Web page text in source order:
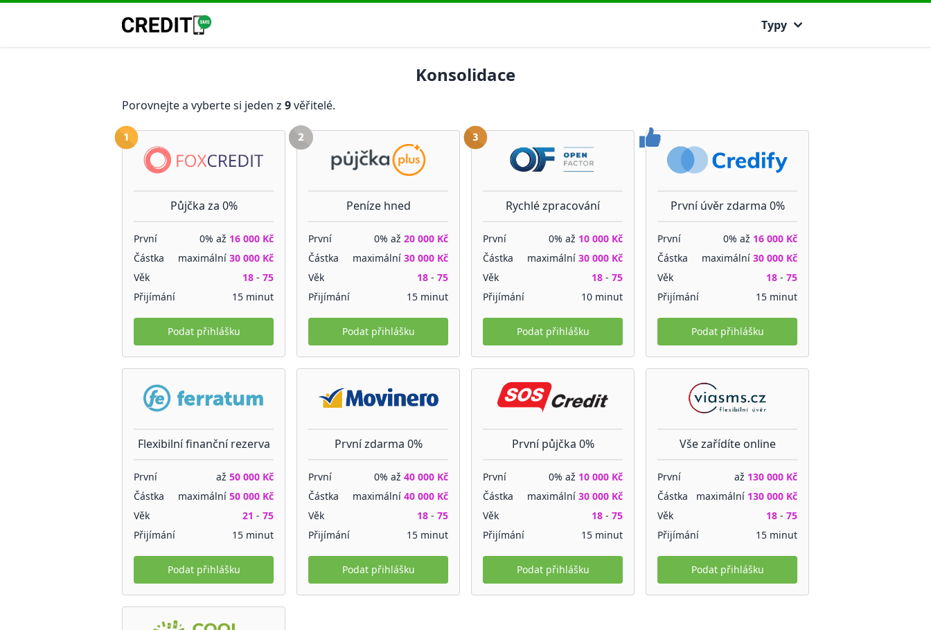
Typy
Konsolidace
Porovnejte a vyberte si jeden z 9věřitelé.
Půjčka za 0%
První 0% až 16 000 Kč
Částka
maximální 30 000 Kč
Věk
18 - 75
Přijímání
15 minut
Podat přihlášku
Peníze hned
První 0% až 20 000 Kč
Částka
maximální 30 000 Kč
Věk
18 - 75
Přijímání
15 minut
Podat přihlášku
Rychlé zpracování
První 0% až 10 000 Kč
Částka
maximální 30 000 Kč
Věk
18 - 75
Přijímání
10 minut
Podat přihlášku
První úvěr zdarma 0%
První 0% až 16 000 Kč
Částka
maximální 30 000 Kč
Věk
18 - 75
Přijímání
15 minut
Podat přihlášku
Flexibilní finanční rezerva
První až 50 000 Kč
Částka
maximální 50 000 Kč
Věk
21 - 75
Přijímání
15 minut
Podat přihlášku
První zdarma 0%
První 0% až 40 000 Kč
Částka
maximální 40 000 Kč
Věk
18 - 75
Přijímání
15 minut
Podat přihlášku
První půjčka 0%
První 0% až 10 000 Kč
Částka
maximální 30 000 Kč
Věk
18 - 75
Přijímání
15 minut
Podat přihlášku
Vše zařídíte online
První až 130 000 Kč
Částka
maximální 130 000 Kč
Věk
18 - 75
Přijímání
15 minut
Podat přihlášku